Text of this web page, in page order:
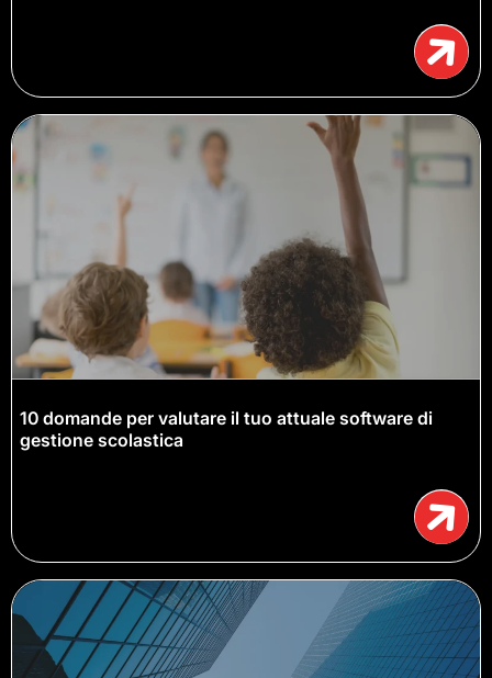
10 domande per valutare il tuo attuale software di
gestione scolastica